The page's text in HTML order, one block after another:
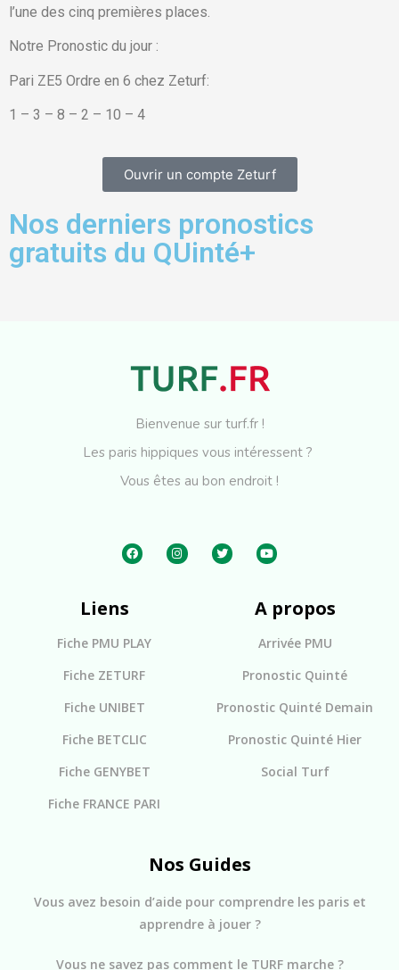
l’une des cinq premières places.
Notre Pronostic du jour :
Pari ZE5 Ordre en 6 chez Zeturf:
1 – 3 – 8 – 2 – 10 – 4
Ouvrir un compte Zeturf
Nos derniers pronostics
gratuits du QUinté+
Bienvenue sur turf.fr !
Les paris hippiques vous intéressent ?
Vous êtes au bon endroit !
Liens
Fiche PMU PLAY
Fiche ZETURF
Fiche UNIBET
Fiche BETCLIC
Fiche GENYBET
Fiche FRANCE PARI
A propos
Arrivée PMU
Pronostic Quinté
Pronostic Quinté Demain
Pronostic Quinté Hier
Social Turf
Nos Guides
Vous avez besoin d’aide pour comprendre les paris et
apprendre à jouer ?
Vous ne savez pas comment le TURF marche ?